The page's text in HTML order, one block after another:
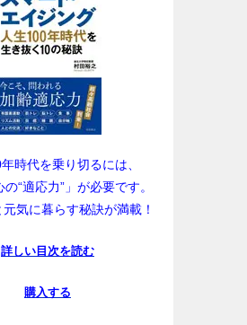
時代を乗り切るには、
の“適応力”」が必要です。
気に暮らす秘訣が満載！
詳しい目次を読む
購入する